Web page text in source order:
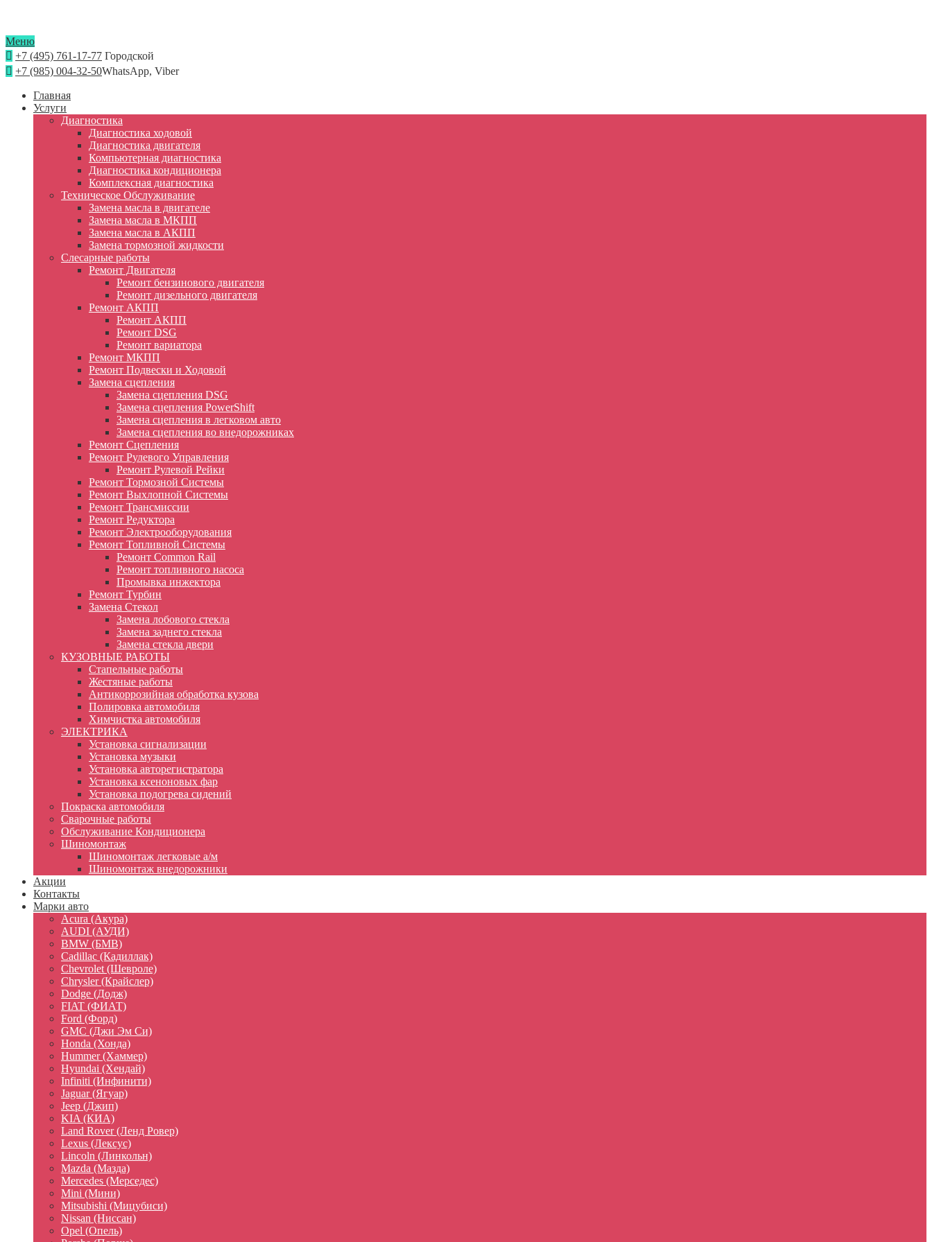
Меню
+7 (495) 761-17-77 Городской
+7 (985) 004-32-50WhatsApp, Viber
Главная
Услуги
Диагностика
Диагностика ходовой
Диагностика двигателя
Компьютерная диагностика
Диагностика кондиционера
Комплексная диагностика
Техническое Обслуживание
Замена масла в двигателе
Замена масла в МКПП
Замена масла в АКПП
Замена тормозной жидкости
Слесарные работы
Ремонт Двигателя
Ремонт бензинового двигателя
Ремонт дизельного двигателя
Ремонт АКПП
Ремонт АКПП
Ремонт DSG
Ремонт вариатора
Ремонт МКПП
Ремонт Подвески и Ходовой
Замена сцепления
Замена сцепления DSG
Замена сцепления PowerShift
Замена сцепления в легковом авто
Замена сцепления во внедорожниках
Ремонт Сцепления
Ремонт Рулевого Управления
Ремонт Рулевой Рейки
Ремонт Тормозной Системы
Ремонт Выхлопной Системы
Ремонт Трансмиссии
Ремонт Редуктора
Ремонт Электрооборудования
Ремонт Топливной Системы
Ремонт Common Rail
Ремонт топливного насоса
Промывка инжектора
Ремонт Турбин
Замена Стекол
Замена лобового стекла
Замена заднего стекла
Замена стекла двери
КУЗОВНЫЕ РАБОТЫ
Стапельные работы
Жестяные работы
Антикоррозийная обработка кузова
Полировка автомобиля
Химчистка автомобиля
ЭЛЕКТРИКА
Установка сигнализации
Установка музыки
Установка авторегистратора
Установка ксеноновых фар
Установка подогрева сидений
Покраска автомобиля
Сварочные работы
Обслуживание Кондиционера
Шиномонтаж
Шиномонтаж легковые а/м
Шиномонтаж внедорожники
Акции
Контакты
Марки авто
Acura (Акура)
AUDI (АУДИ)
BMW (БМВ)
Cadillac (Кадиллак)
Chevrolet (Шевроле)
Chrysler (Крайслер)
Dodge (Додж)
FIAT (ФИАТ)
Ford (Форд)
GMC (Джи Эм Си)
Honda (Хонда)
Hummer (Хаммер)
Hyundai (Хендай)
Infiniti (Инфинити)
Jaguar (Ягуар)
Jeep (Джип)
KIA (КИА)
Land Rover (Ленд Ровер)
Lexus (Лексус)
Lincoln (Линкольн)
Mazda (Мазда)
Mercedes (Мерседес)
Mini (Мини)
Mitsubishi (Мицубиси)
Nissan (Ниссан)
Opel (Опель)